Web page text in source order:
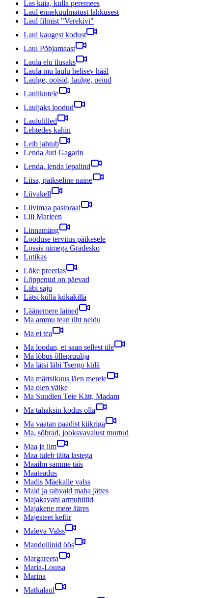
Las käia, kulla peremees
Laul ennekuulmatust lahkusest
Laul filmist "Verekivi"
Laul kaugest kodust
Laul Põhjamaast
Laula elu ilusaks
Laula mu laulu helisev hääl
Laulge, poisid, laulge, peiud
Laulikutele
Lauljaks loodud
Laululilled
Lehtedes kahin
Leib jahtub
Lenda Juri Gagarin
Lenda, lenda lepalind
Liisa, päikseline naine
Liivakell
Liivimaa pastoraal
Lili Marleen
Linnamäng
Looduse tervitus päikesele
Lossis nimega Gradesko
Lutikas
Lõke preerias
Lõppenud on päevad
Läbi saju
Lätsi küllä kükäkillä
Läänemere lained
Ma ammu tean üht neidu
Ma ei tea
Ma loodan, et saan sellest üle
Ma lõbus õllepruulija
Ma lätsi läbi Tsergo külä
Ma märtsikuus läen merele
Ma olen väike
Ma Suudlen Teie Kätt, Madam
Ma tahaksin kodus olla
Ma vaatan paadist kiikriga
Ma, sõbrad, jooksvavalust murtud
Maa ja ilm
Maa tuleb täita lastega
Maailm samme täis
Maateadus
Madis Mäekalle valss
Maid ja rahvaid maha jättes
Majakavahi armuhüüd
Majakene mere ääres
Majesteet kefiir
Maleva Valss
Mandoliinid öös
Margareeta
Maria-Louisa
Marina
Matkalaul